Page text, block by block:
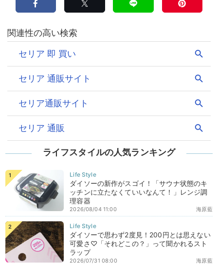
ライフスタイルの人気ランキング
ダイソーの新作がスゴイ！「サウナ状態のキ
ッチンに立たなくていいなんて！」レンジ調
理容器
海原藍
2026/08/04 11:00
ダイソーで思わず2度見！200円とは思えない
可愛さ♡「それどこの？」って聞かれるスト
ラップ
海原藍
2026/07/31 08:00